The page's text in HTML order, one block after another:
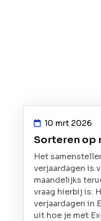
10 mrt 2026
Sorteren op
Het
verjaardagen is
maandelijks
vraag hierbij is:
verjaardagen in
uit hoe je met